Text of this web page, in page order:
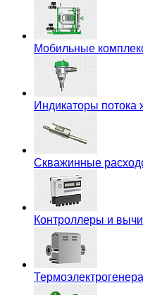
Мобильные
Индикаторы потока
Скважинные
Контроллеры и